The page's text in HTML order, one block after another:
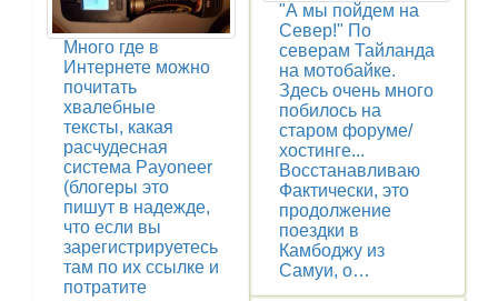
Много где в
Интернете можно
почитать
хвалебные
тексты, какая
расчудесная
система Payoneer
(блогеры это
пишут в надежде,
что если вы
зарегистрируетесь
там по их ссылке и
потратите
"А мы пойдем на
Север!" По
северам Тайланда
на мотобайке.
Здесь очень много
побилось на
старом форуме/
хостинге...
Восстанавливаю
Фактически, это
продолжение
поездки в
Камбоджу из
Самуи, о…